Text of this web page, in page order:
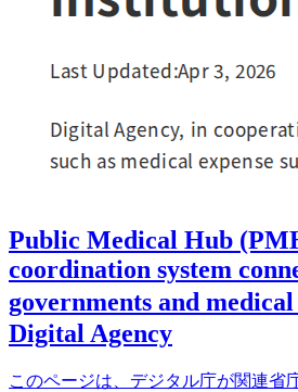
Public Medical Hub
coordination system
governments and medical
Digital Agency
このページは、デジタル庁が関連省